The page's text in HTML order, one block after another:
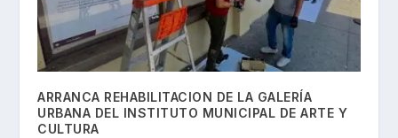
ARRANCA REHABILITACION DE LA GALERÍA
URBANA DEL INSTITUTO MUNICIPAL DE ARTE Y
CULTURA